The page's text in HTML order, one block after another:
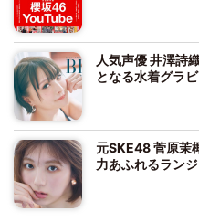
人気声優 井澤詩
となる水着グラ
元SKE48 菅原茉
力あふれるラン